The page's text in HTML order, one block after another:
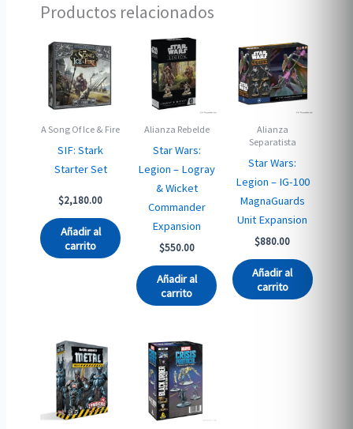
Productos relacionados
A Song Of Ice & Fire
SIF: Stark
Starter Set
$2,180.00
Añadir al
carrito
Alianza Rebelde
Star Wars:
Legion – Logray
& Wicket
Commander
Expansion
$550.00
Añadir al
carrito
Alianza
Separatista
Star Wars:
Legion – IG-100
MagnaGuards
Unit Expansion
$880.00
Añadir al
carrito